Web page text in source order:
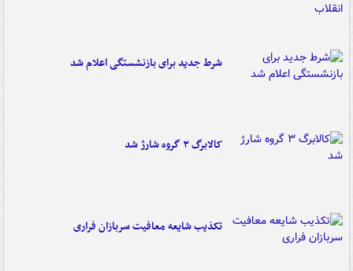
شرط جدید برای بازنشستگی اعلام شد
کالابرگ ۳ گروه شارژ شد
تکذیب شایعه معافیت سربازان فراری